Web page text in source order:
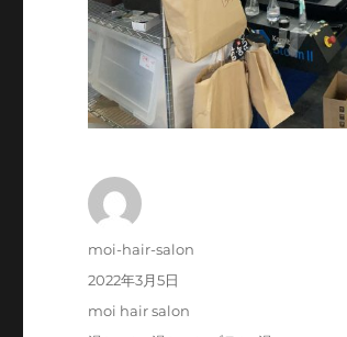
投
moi-hair-salon
投
2022年3月5日
カ
テ
moi hair salon